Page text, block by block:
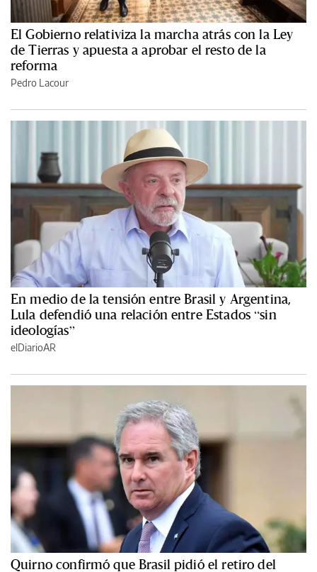
El Gobierno relativiza la marcha atrás con la Ley
de Tierras y apuesta a aprobar el resto de la
reforma
Pedro Lacour
En medio de la tensión entre Brasil y Argentina,
Lula defendió una relación entre Estados “sin
ideologías”
elDiarioAR
Quirno confirmó que Brasil pidió el retiro del